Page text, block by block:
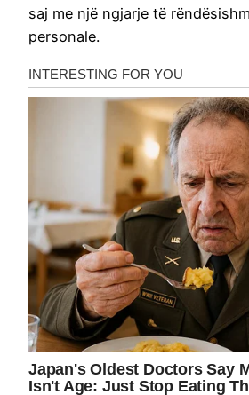
saj me një ngjarje të
personale.